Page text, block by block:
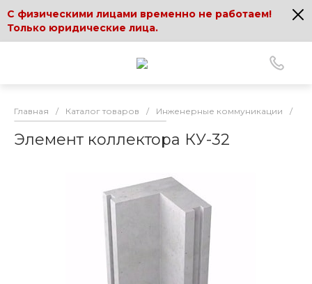
С физическими лицами временно не работаем!
Только юридические лица.
Главная / Каталог товаров / Инженерные коммуникации /
Элемент коллектора КУ-32